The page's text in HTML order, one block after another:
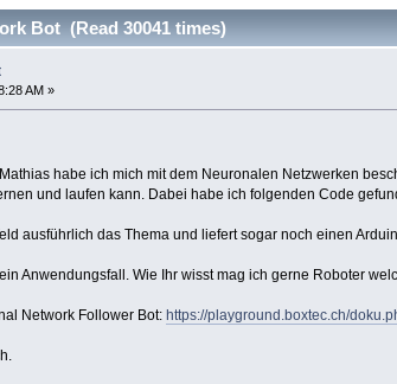
Bot (Read 30041 times)
AM »
habe ich mich mit dem Neuronalen Netzwerken
und laufen kann. Dabei habe ich folgenden Code
ausführlich das Thema und liefert sogar noch einen
Anwendungsfall. Wie Ihr wisst mag ich gerne Roboter
Network Follower Bot: https://playground.boxtec.ch/